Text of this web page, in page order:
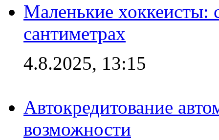
Маленькие хоккеисты:
сантиметрах
4.8.2025, 13:15
Автокредитование
возможности